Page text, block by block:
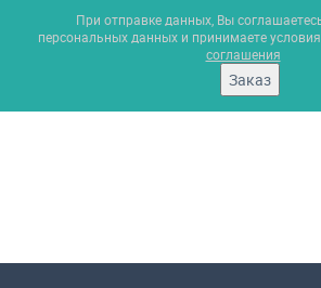
При отправке данных, Вы
персональных данных и принимаете условия
соглашения
Заказ